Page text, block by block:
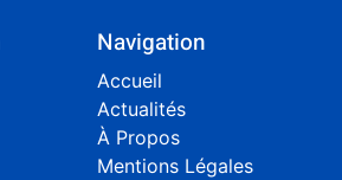
Navigation
Accueil
Actualités
À Propos
Mentions Légales